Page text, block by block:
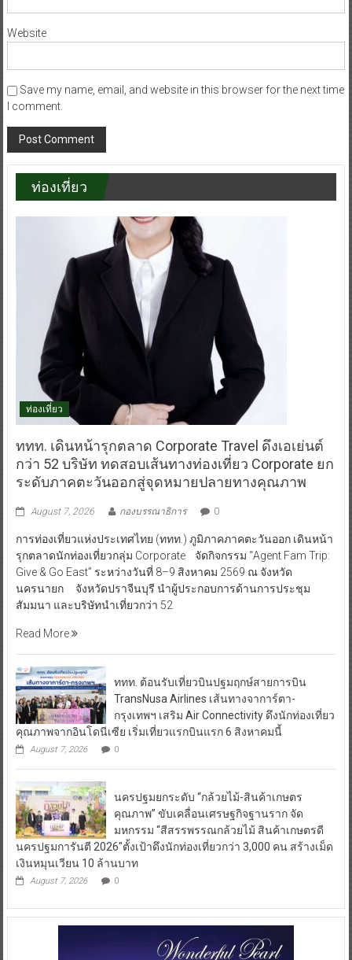
Website
Save my name, email, and website in this browser for the next time
I comment.
ท่องเที่ยว
ท่องเที่ยว
ททท. เดินหน้ารุกตลาด Corporate Travel ดึงเอเย่นต์
กว่า 52 บริษัท ทดสอบเส้นทางท่องเที่ยว Corporate ยก
ระดับภาคตะวันออกสู่จุดหมายปลายทางคุณภาพ
August 7, 2026 กองบรรณาธิการ 0
การท่องเที่ยวแห่งประเทศไทย (ททท.) ภูมิภาคภาคตะวันออก เดินหน้า
รุกตลาดนักท่องเที่ยวกลุ่ม Corporate จัดกิจกรรม “Agent Fam Trip:
Give & Go East” ระหว่างวันที่ 8–9 สิงหาคม 2569 ณ จังหวัด
นครนายก จังหวัดปราจีนบุรี นำผู้ประกอบการด้านการประชุม
สัมมนา และบริษัทนำเที่ยวกว่า 52
Read More
ททท. ต้อนรับเที่ยวบินปฐมฤกษ์สายการบิน
TransNusa Airlines เส้นทางจาการ์ตา-
กรุงเทพฯ เสริม Air Connectivity ดึงนักท่องเที่ยว
คุณภาพจากอินโดนีเซีย เริ่มเที่ยวแรกบินแรก 6 สิงหาคมนี้
August 7, 2026 0
นครปฐมยกระดับ “กล้วยไม้-สินค้าเกษตร
คุณภาพ” ขับเคลื่อนเศรษฐกิจฐานราก จัด
มหกรรม “สีสรรพรรณกล้วยไม้ สินค้าเกษตรดี
นครปฐมการันตี 2026″ตั้งเป้าดึงนักท่องเที่ยวกว่า 3,000 คน สร้างเม็ด
เงินหมุนเวียน 10 ล้านบาท
August 7, 2026 0